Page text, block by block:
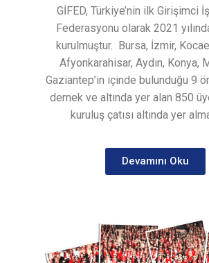
GİFED, Türkiye’nin ilk Girişimci İş
Federasyonu olarak 2021
kurulmuştur. Bursa, İzmir,
Afyonkarahisar, Aydın, Konya,
Gaziantep’in içinde bulunduğu 9
dernek ve altında yer alan 850
kuruluş çatısı altında yer
Devamını Oku